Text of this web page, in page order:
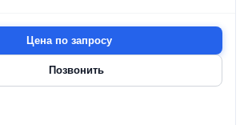
Цена по запросу
Позвонить